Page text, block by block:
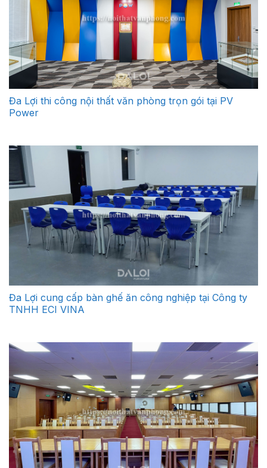
Đa Lợi thi công nội thất văn phòng trọn gói tại PV
Power
Đa Lợi cung cấp bàn ghế ăn công nghiệp tại Công ty
TNHH ECI VINA